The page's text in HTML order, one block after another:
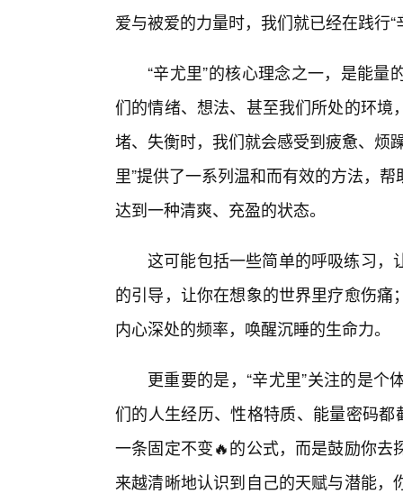
爱与被爱的力量时，我们就已经在践行“
“辛尤里”的核心理念之一，是能
们的情绪、想法、甚至我们所处的环
堵、失衡时，我们就会感受到疲惫、烦
里”提供了一系列温和而有效的方法，
达到一种清爽、充盈的状态。
这可能包括一些简单的呼吸练习，
的引导，让你在想象的世界里疗愈伤
内心深处的频率，唤醒沉睡的生命力。
更重要的是，“辛尤里”关注的是
们的人生经历、性格特质、能量密码
一条固定不变🔥的公式，而是鼓励你
来越清晰地认识到自己的天赋与潜能